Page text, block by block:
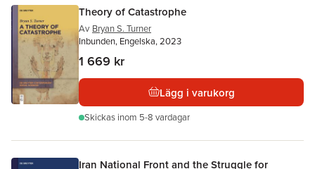
Theory of Catastrophe
Av Bryan S. Turner
Inbunden, Engelska, 2023
1 669 kr
Lägg i varukorg
Skickas inom 5-8 vardagar
Iran National Front and the Struggle for